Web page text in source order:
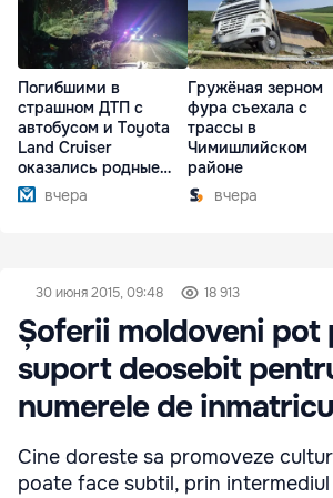
Погибшими в
страшном ДТП с
автобусом и Toyota
Land Cruiser
оказались родные
братьявчера
Гружёная зерном
фура съехала с
трассы в
Чимишлийском
районе
вчера
30 июня 2015, 09:48 18 913
Șoferii moldoveni pot
suport deosebit
numerele de
Cine doreste sa promoveze
poate face subtil, prin